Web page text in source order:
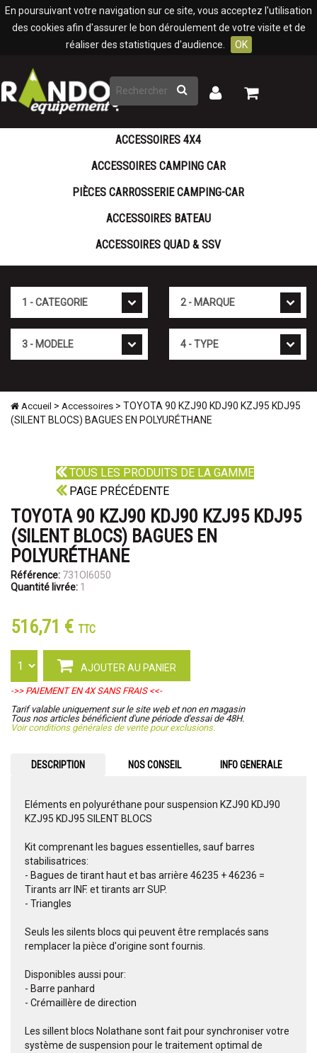
En poursuivant votre navigation sur ce site, vous acceptez l'utilisation
des cookies afin d'assurer le bon déroulement de votre visite et de
réaliser des statistiques d'audience.
OK
Rechercher
Mon
Mon
ACCESSOIRES 4X4
ACCESSOIRES CAMPING CAR
PIÈCES CARROSSERIE CAMPING-CAR
ACCESSOIRES BATEAU
ACCESSOIRES QUAD & SSV
Accueil > Accessoires > TOYOTA 90 KZJ90 KDJ90 KZJ95 KDJ95
(SILENT BLOCS) BAGUES EN POLYURÉTHANE
TOUS LES PRODUITS DE LA GAMME
PAGE PRÉCÉDENTE
TOYOTA 90 KZJ90 KDJ90 KZJ95 KDJ95
(SILENT BLOCS) BAGUES EN
POLYURÉTHANE
Référence: 731OI6050
Quantité livrée: 1
516,71 € TTC
AJOUTER AU PANIER
->> PAIEMENT EN 4X SANS FRAIS <<-
Tarif valable uniquement sur le site web et non en magasin
Tous nos articles bénéficient d'une période d'essai de 48H.
Voir conditions générales de vente pour exclusions.
DESCRIPTION NOS CONSEIL INFO GENERALE
Eléments en polyuréthane pour suspension KZJ90 KDJ90
KZJ95 KDJ95 SILENT BLOCS
Kit comprenant les bagues essentielles, sauf barres
stabilisatrices:
- Bagues de tirant haut et bas arrière 46235 + 46236 =
Tirants arr INF. et tirants arr SUP.
- Triangles
Seuls les silents blocs qui peuvent être remplacés sans
remplacer la pièce d'origine sont fournis.
Disponibles aussi pour:
- Barre panhard
- Crémaillère de direction
Les sillent blocs Nolathane sont fait pour synchroniser votre
système de suspension pour le traitement optimal de
Panneau de gestion des cookies